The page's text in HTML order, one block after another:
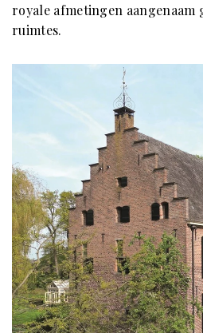
royale afmetingen
ruimtes.